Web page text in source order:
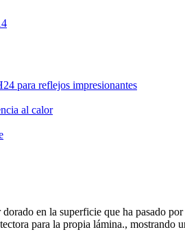
para reflejos impresionantes
al calor
en la superficie que ha pasado
para la propia lámina., mostrando